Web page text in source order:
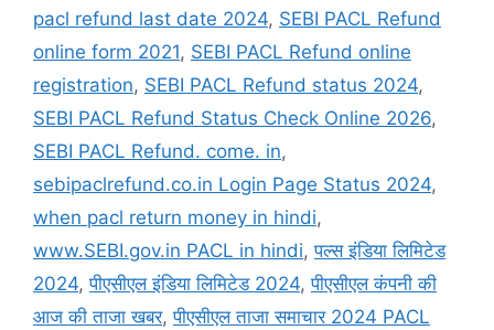
pacl refund last date 2024, SEBI PACL Refund
online form 2021, SEBI PACL Refund online
registration, SEBI PACL Refund status 2024,
SEBI PACL Refund Status Check Online 2026,
SEBI PACL Refund. come. in,
sebipaclrefund.co.in Login Page Status 2024,
when pacl return money in hindi,
www.SEBI.gov.in PACL in hindi,पल्स इंडिया लिमिटेड
2024,पीएसीएल इंडिया लिमिटेड 2024,पीएसीएल कंपनी की
आज की ताजा खबर,पीएसीएल ताजा समाचार 2024 PACL